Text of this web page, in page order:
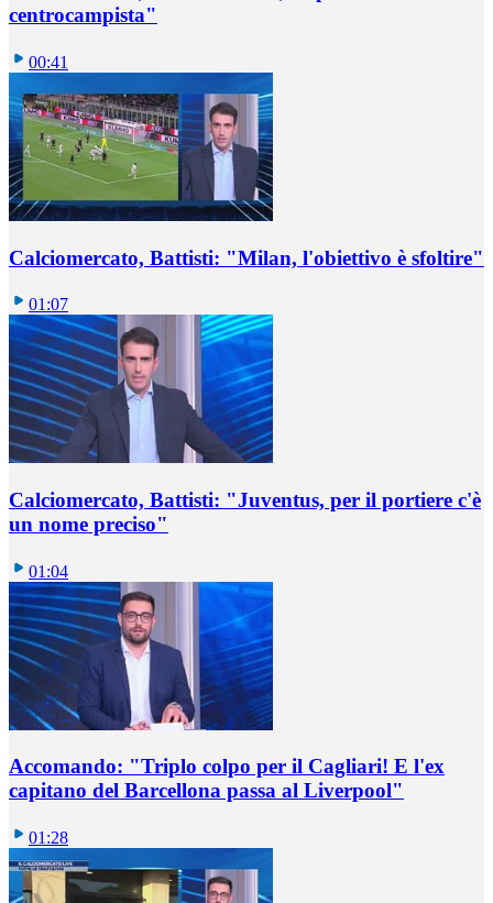
centrocampista"
00:41
Calciomercato, Battisti: "Milan, l'obiettivo è sfoltire"
01:07
Calciomercato, Battisti: "Juventus, per il portiere c'è
un nome preciso"
01:04
Accomando: "Triplo colpo per il Cagliari! E l'ex
capitano del Barcellona passa al Liverpool"
01:28